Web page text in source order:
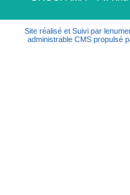
Site réalisé et Suivi par
administrable CMS propulsé